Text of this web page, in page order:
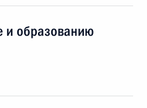
и образованию